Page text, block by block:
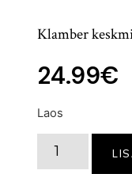
5.00
/5
kliendi
põhjal
Klamber
24.99€
Laos